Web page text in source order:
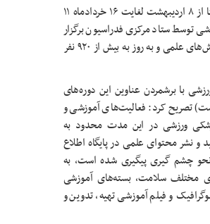
وی ادامه داد:در این راستا از ۸ اردیبهشت لغایت ۱۶ خردادماه ۱۱
توسط ستاد مرکزی فدراسیون برگزار
شد و حاصل آن ارائه آموزش‌های علمی و به روز به بیش از ۹۲۰ نفر
با برشمردن عناوین این دوره‌های
تصریح کرد: فعالیت‌های آموزشی و
ورزشی در این مدت محدود به
و نشر محتوای علمی در پایگاه اطلاع
نحو چشم گیری پیگیری شده است، به
مختلف سلامت، بسته‌های آموزشی
و فیلم آموزشی تهیه، تدوین و